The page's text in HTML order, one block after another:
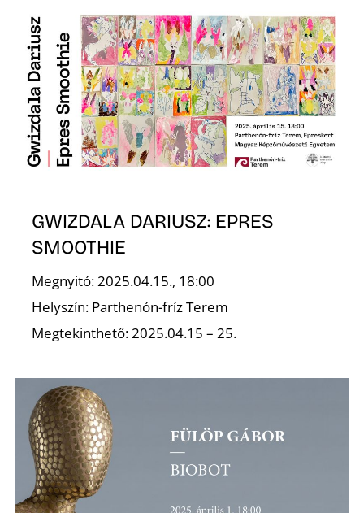
GWIZDALA DARIUSZ: EPRES
SMOOTHIE
Megnyitó: 2025.04.15., 18:00
Helyszín: Parthenón-fríz Terem
Megtekinthető: 2025.04.15 – 25.